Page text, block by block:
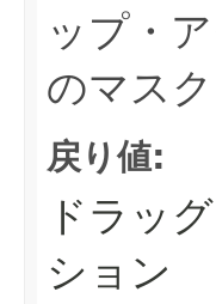
ップ・
のマス
戻り値:
ドラッ
ション